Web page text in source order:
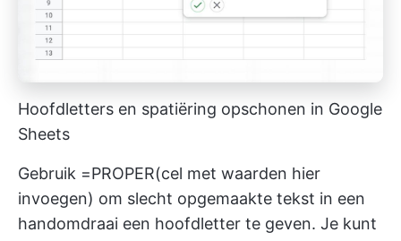
Hoofdletters en spatiëring opschonen in Google
Sheets
Gebruik =PROPER(cel met waarden hier
invoegen) om slecht opgemaakte tekst in een
handomdraai een hoofdletter te geven. Je kunt